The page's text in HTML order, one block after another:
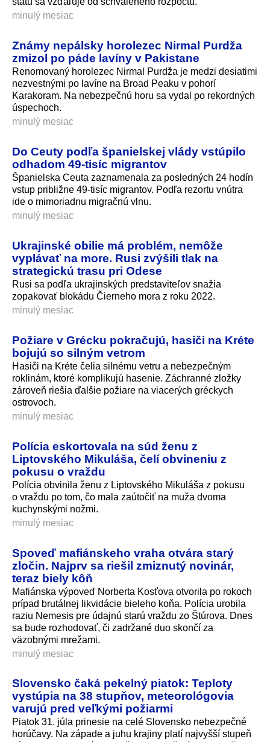
minulý mesiac
Známy nepálsky horolezec Nirmal Purdža
zmizol po páde lavíny v Pakistane
Renomovaný horolezec Nirmal Purdža je medzi desiatimi
nezvestnými po lavíne na Broad Peaku v pohorí
Karakoram. Na nebezpečnú horu sa vydal po rekordných
úspechoch.
minulý mesiac
Do Ceuty podľa španielskej vlády vstúpilo
odhadom 49-tisíc migrantov
Španielska Ceuta zaznamenala za posledných 24 hodín
vstup približne 49-tisíc migrantov. Podľa rezortu vnútra
ide o mimoriadnu migračnú vlnu.
minulý mesiac
Ukrajinské obilie má problém, nemôže
vyplávať na more. Rusi zvýšili tlak na
strategickú trasu pri Odese
Rusi sa podľa ukrajinských predstaviteľov snažia
zopakovať blokádu Čierneho mora z roku 2022.
minulý mesiac
Požiare v Grécku pokračujú, hasiči na Kréte
bojujú so silným vetrom
Hasiči na Kréte čelia silnému vetru a nebezpečným
roklinám, ktoré komplikujú hasenie. Záchranné zložky
zároveň riešia ďalšie požiare na viacerých gréckych
ostrovoch.
minulý mesiac
Polícia eskortovala na súd ženu z
Liptovského Mikuláša, čelí obvineniu z
pokusu o vraždu
Polícia obvinila ženu z Liptovského Mikuláša z pokusu
o vraždu po tom, čo mala zaútočiť na muža dvoma
kuchynskými nožmi.
minulý mesiac
Spoveď mafiánskeho vraha otvára starý
zločin. Najprv sa riešil zmiznutý novinár,
teraz biely kôň
Mafiánska výpoveď Norberta Kosťova otvorila po rokoch
prípad brutálnej likvidácie bieleho koňa. Polícia urobila
raziu Nemesis pre údajnú starú vraždu zo Štúrova. Dnes
sa bude rozhodovať, či zadržané duo skončí za
väzobnými mrežami.
minulý mesiac
Slovensko čaká pekelný piatok: Teploty
vystúpia na 38 stupňov, meteorológovia
varujú pred veľkými požiarmi
Piatok 31. júla prinesie na celé Slovensko nebezpečné
horúčavy. Na západe a juhu krajiny platí najvyšší stupeň